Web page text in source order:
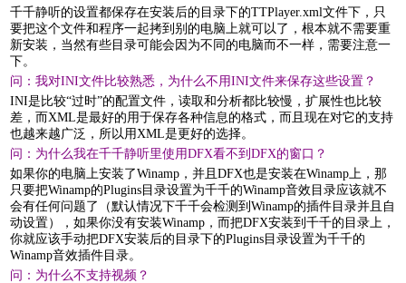
千千静听的设置都保存在安装后的目录下的TTPlayer.xml文件下，只
要把这个文件和程序一起拷到别的电脑上就可以了，根本就不需要重
新安装，当然有些目录可能会因为不同的电脑而不一样，需要注意一
下。
问：我对INI文件比较熟悉，为什么不用INI文件来保存这些设置？
INI是比较“过时”的配置文件，读取和分析都比较慢，扩展性也比较
差，而XML是最好的用于保存各种信息的格式，而且现在对它的支持
也越来越广泛，所以用XML是更好的选择。
问：为什么我在千千静听里使用DFX看不到DFX的窗口？
如果你的电脑上安装了Winamp，并且DFX也是安装在Winamp上，那
只要把Winamp的Plugins目录设置为千千的Winamp音效目录应该就不
会有任何问题了（默认情况下千千会检测到Winamp的插件目录并且自
动设置），如果你没有安装Winamp，而把DFX安装到千千的目录上，
你就应该手动把DFX安装后的目录下的Plugins目录设置为千千的
Winamp音效插件目录。
问：为什么不支持视频？